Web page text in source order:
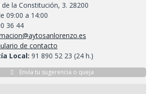
de la Constitución, 3. 28200
09:00 a 14:00
36 44
de contacto
Local: 91 890 52 23 (24 h.)
Envía tu sugerencia o queja